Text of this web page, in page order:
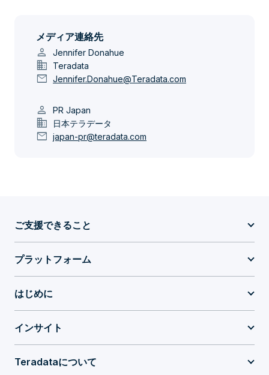
メディア連絡先
person Jennifer Donahue
domain Teradata
mail Jennifer.Donahue@Teradata.com
person PR Japan
domain 日本テラデータ
mail japan-pr@teradata.com
ご支援できること
プラットフォーム
はじめに
インサイト
Teradataについて